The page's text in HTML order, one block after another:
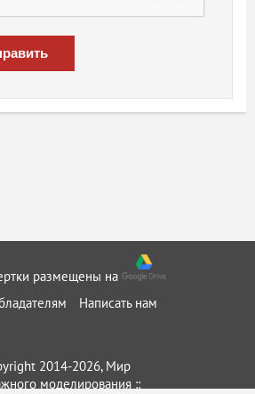
размещены на
Написать нам
2014-2026, Мир
моделирования ::